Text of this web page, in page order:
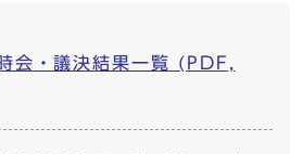
会・議決結果一覧 (PDF,